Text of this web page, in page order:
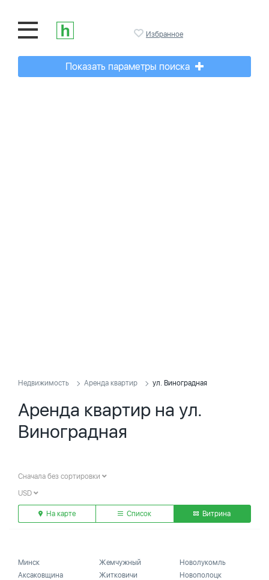
Избранное
Показать параметры поиска
Недвижимость Аренда квартир ул. Виноградная
Аренда квартир на ул.
Виноградная
Сначала без сортировки
USD
На карте Список Витрина
Минск
Аксаковщина
Жемчужный
Житковичи
Новолукомль
Новополоцк